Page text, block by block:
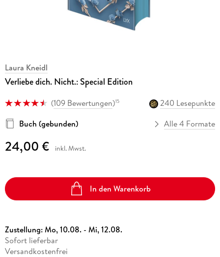
Laura Kneidl
Verliebe dich. Nicht.: Special Edition
(109 Bewertungen)15
240 Lesepunkte
Buch (gebunden)
Alle 4 Formate
24,00 € inkl. Mwst.
In den Warenkorb
Zustellung:Mo, 10.08. - Mi, 12.08.
Sofort lieferbar
Versandkostenfrei